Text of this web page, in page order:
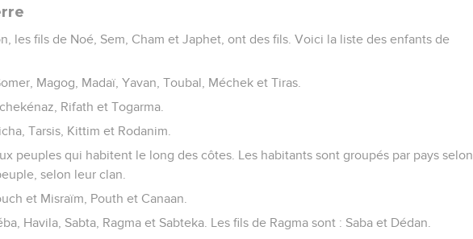
les fils de Noé, Sem, Cham et Japhet, ont des fils. Voici la liste des enfants de
Magog, Madaï, Yavan, Toubal, Méchek et Tiras.
Rifath et Togarma.
Tarsis, Kittim et Rodanim.
peuples qui habitent le long des côtes. Les habitants sont groupés par pays selon
selon leur clan.
et Misraïm, Pouth et Canaan.
Havila, Sabta, Ragma et Sabteka. Les fils de Ragma sont : Saba et Dédan.